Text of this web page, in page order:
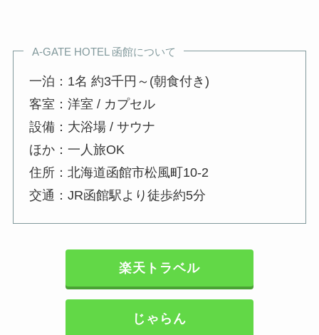
A-GATE HOTEL 函館について
一泊：1名 約3千円～(朝食付き)
客室：洋室 / カプセル
設備：大浴場 / サウナ
ほか：一人旅OK
住所：北海道函館市松風町10-2
交通：JR函館駅より徒歩約5分
楽天トラベル
じゃらん